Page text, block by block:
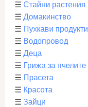
☰ Стайни растения
☰ Домакинство
☰ Пухкави продукти
☰ Водопровод
☰ Деца
☰ Грижа за пчелите
☰ Прасета
☰ Красота
☰ Зайци